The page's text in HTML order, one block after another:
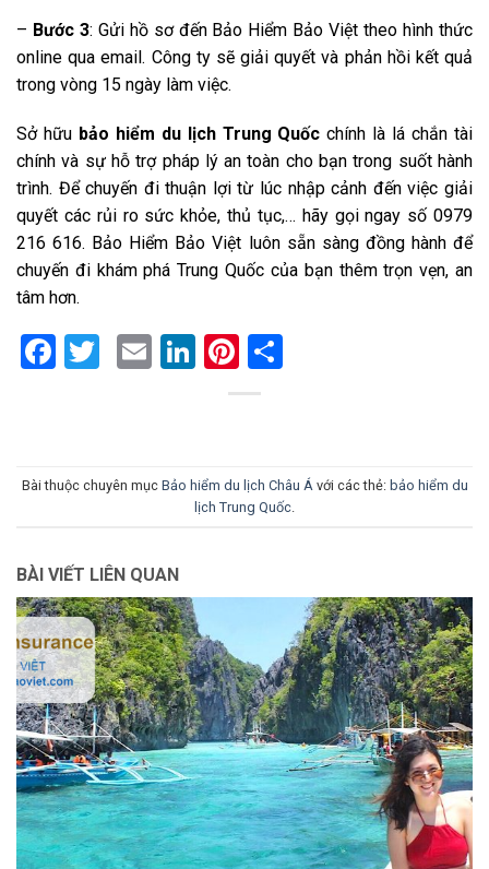
– Bước 3: Gửi hồ sơ đến Bảo Hiểm Bảo Việt theo hình thức
online qua email. Công ty sẽ giải quyết và phản hồi kết quả
trong vòng 15 ngày làm việc.
Sở hữu bảo hiểm du lịch Trung Quốc chính là lá chắn tài
chính và sự hỗ trợ pháp lý an toàn cho bạn trong suốt hành
trình. Để chuyến đi thuận lợi từ lúc nhập cảnh đến việc giải
quyết các rủi ro sức khỏe, thủ tục,… hãy gọi ngay số 0979
216 616. Bảo Hiểm Bảo Việt luôn sẵn sàng đồng hành để
chuyến đi khám phá Trung Quốc của bạn thêm trọn vẹn, an
tâm hơn.
Facebook
Twitter
EmailLinkedIn
Pinterest
Bài thuộc chuyên mục Bảo hiểm du lịch Châu Á với các thẻ: bảo hiểm du
lịch Trung Quốc
BÀI VIẾT LIÊN QUAN